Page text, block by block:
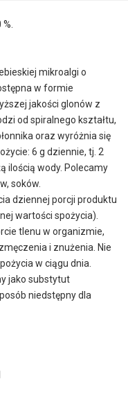
mikroalgi o
w formie
jakości glonów z
od spiralnego kształtu,
oraz wyróżnia się
6 g dziennie, tj. 2
ilością wody. Polecamy
soków.
dziennej porcji produktu
wartości spożycia).
tlenu w organizmie,
i znużenia. Nie
w ciągu dnia.
jako substytut
niedstępny dla